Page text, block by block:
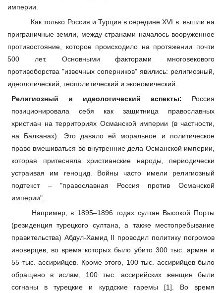
империи.
Как только Россия и Турция в середине XVI в. вышли на
приграничные земли, между странами началось вооруженное
противостояние, которое происходило на протяжении почти
500 лет. Основными факторами многовекового
противоборства "извечных соперников" явились: религиозный,
идеологический, геополитический и экономический.
Религиозный и идеологический аспекты: Россия
позиционировала себя как защитница православных
христиан на территориях Османской империи (в частности,
на Балканах). Это давало ей моральное и политическое
право вмешиваться во внутренние дела Османской империи,
которая притесняла христианские народы, периодически
устраивая им геноцид. Войны часто имели религиозный
подтекст – "православная Россия против Османской
империи".
Например, в 1895–1896 годах султан Высокой Порты
(резиденция турецкого султана, а также местопребывание
правительства) Абдул-Хамид II проводил политику погромов
иноверцев, во время которых было убито 300 тыс. армян и
55 тыс. ассирийцев. Кроме этого, 100 тыс. ассирийцев было
обращено в ислам, 100 тыс. ассирийских женщин были
согнаны в турецкие и курдские гаремы [1]. Во время